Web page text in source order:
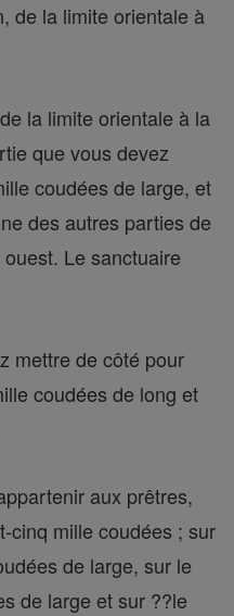
de la limite orientale à
la limite orientale à la
que vous devez
coudées de large, et
des autres parties de
Le sanctuaire
mettre de côté pour
coudées de long et
aux prêtres,
cinq mille coudées ; sur
de large, sur le
de large et sur ??le